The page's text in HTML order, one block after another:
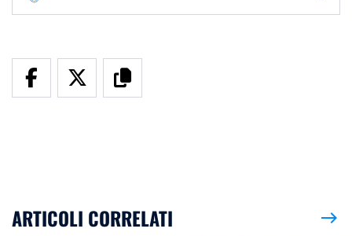
ARTICOLI CORRELATI east